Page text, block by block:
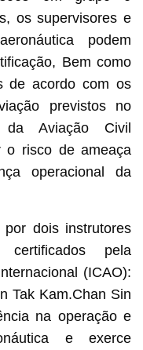
os supervisores e
podem
Bem como
de acordo com os
previstos no
Aviação Civil
o risco de ameaça
operacional da
dois instrutores
certificados pela
(ICAO):
Tak Kam.Chan Sin
na operação e
e exerce